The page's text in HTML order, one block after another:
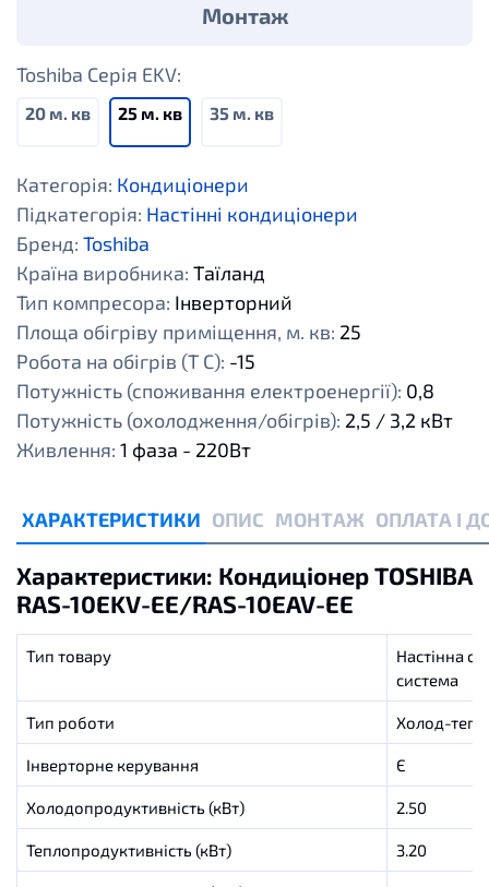
Монтаж
Toshiba Cерія EKV:
20 м. кв 25 м. кв 35 м. кв
Категорія: Кондиціонери
Підкатегорія: Настінні кондиціонери
Бренд: Toshiba
Країна виробника: Таїланд
Тип компресора: Інверторний
Площа обігріву приміщення, м. кв: 25
Робота на обігрів (Т С): -15
Потужність (споживання електроенергії): 0,8
Потужність (охолодження/обігрів): 2,5 / 3,2 кВт
Живлення: 1 фаза - 220Вт
ХАРАКТЕРИСТИКИ ОПИС МОНТАЖ ОПЛАТА І
Характеристики: Кондиціонер TOSHIBA
RAS-10EKV-EE/RAS-10EAV-EE
Тип товару
Настінна
система
Тип роботи Холод-
Інверторне керування Є
Холодопродуктивність (кВт) 2.50
Теплопродуктивність (кВт) 3.20